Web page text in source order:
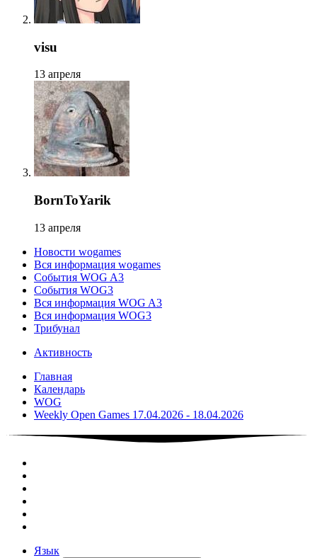
visu
13 апреля
BornToYarik
13 апреля
Новости wogames
Вся информация wogames
События WOG A3
События WOG3
Вся информация WOG A3
Вся информация WOG3
Трибунал
Активность
Главная
Календарь
WOG
Weekly Open Games 17.04.2026 - 18.04.2026
Язык